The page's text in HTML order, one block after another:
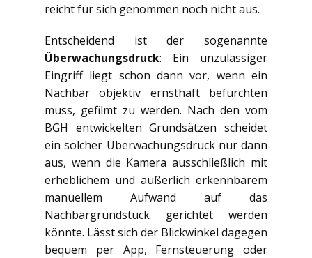
reicht für sich genommen noch nicht aus.
Entscheidend ist der sogenannte
Überwachungsdruck: Ein unzulässiger
Eingriff liegt schon dann vor, wenn ein
Nachbar objektiv ernsthaft befürchten
muss, gefilmt zu werden. Nach den vom
BGH entwickelten Grundsätzen scheidet
ein solcher Überwachungsdruck nur dann
aus, wenn die Kamera ausschließlich mit
erheblichem und äußerlich erkennbarem
manuellem Aufwand auf das
Nachbargrundstück gerichtet werden
könnte. Lässt sich der Blickwinkel dagegen
bequem per App, Fernsteuerung oder